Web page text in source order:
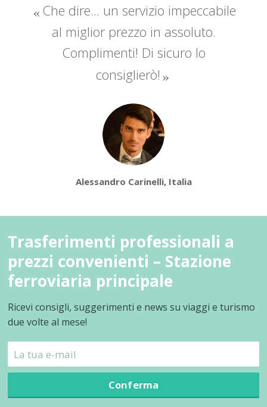
Che dire... un servizio impeccabile
al miglior prezzo in assoluto.
Complimenti! Di sicuro lo
consiglierò!
Alessandro Carinelli, Italia
Trasferimenti professionali a
prezzi convenienti – Stazione
ferroviaria principale
Ricevi consigli, suggerimenti e news su viaggi e turismo
due volte al mese!
Conferma